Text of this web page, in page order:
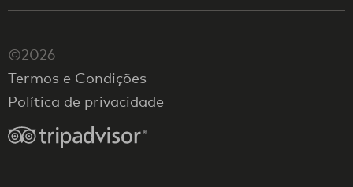
©2026
Termos e Condições
Política de privacidade